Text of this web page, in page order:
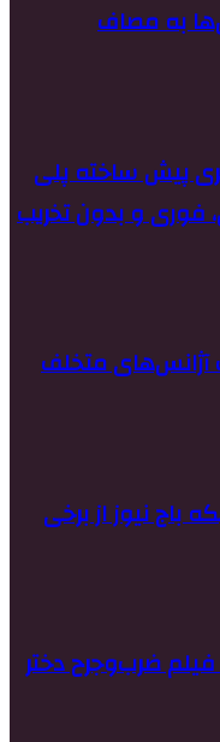
به مصاف
پیش ساخته پلی
فوری و بدون تخریب
آژانس‌های متخلف
باج نیوز از برخی
فیلم ضرب‌وجرح دختر